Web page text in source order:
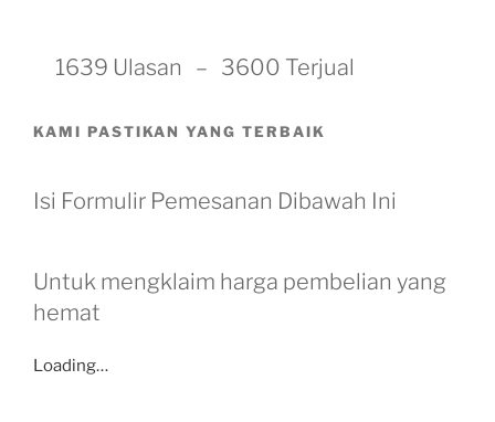
1639 Ulasan – 3600 Terjual
KAMI PASTIKAN YANG TERBAIK
Isi Formulir Pemesanan Dibawah Ini
Untuk mengklaim harga pembelian yang
hemat
Loading…